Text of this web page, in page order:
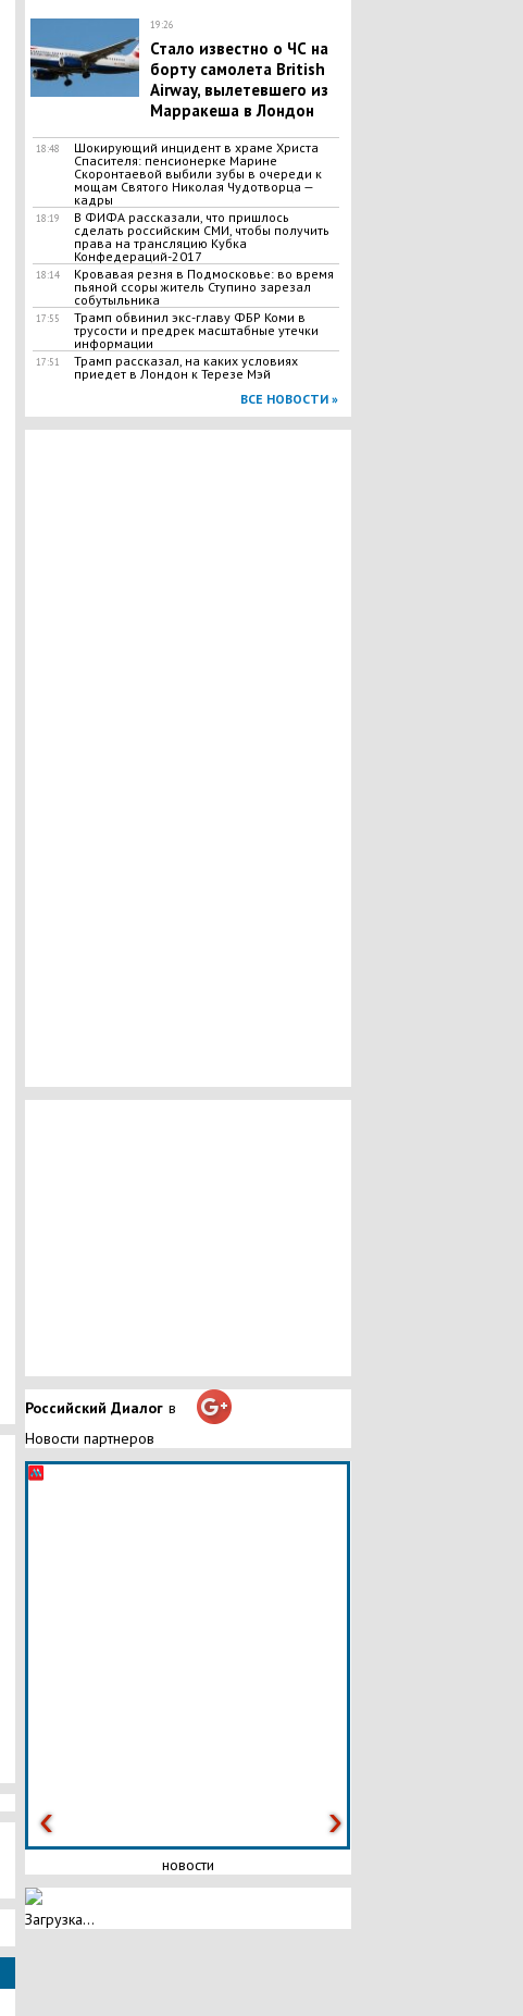
19:26
​Стало известно о ЧС на
борту самолета British
Airway, вылетевшего из
Марракеша в Лондон
18:48
​Шокирующий инцидент в храме Христа
Спасителя: пенсионерке Марине
Скоронтаевой выбили зубы в очереди к
мощам Святого Николая Чудотворца —
кадры
18:19
В ФИФА рассказали, что пришлось
сделать российским СМИ, чтобы получить
права на трансляцию Кубка
Конфедераций-2017
18:14
​Кровавая резня в Подмосковье: во время
пьяной ссоры житель Ступино зарезал
собутыльника
17:55
Трамп обвинил экс-главу ФБР Коми в
трусости и предрек масштабные утечки
информации
17:51
Трамп рассказал, на каких условиях
приедет в Лондон к Терезе Мэй
ВСЕ НОВОСТИ »
Российский Диалог в
Новости партнеров
новости
Загрузка...